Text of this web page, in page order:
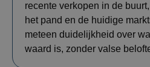
recente verkopen in de
het pand en de huidige
meteen duidelijkheid over
waard is, zonder valse